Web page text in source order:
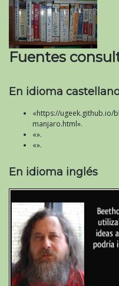
Fuentes
En idioma
«https://ugeek.github.io/
manjaro.html».
«».
«».
En idioma inglés